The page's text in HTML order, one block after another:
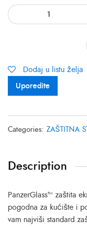
Dodaj u listu želja
Uporedite
Categories: ZAŠTITNA
Description
PanzerGlass™ zaštita
pogodna za kućište i
vam najviši standard